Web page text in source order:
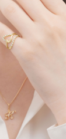
リシ
タ
ジ
カル
アル
ゆ
その他
メスバッグ